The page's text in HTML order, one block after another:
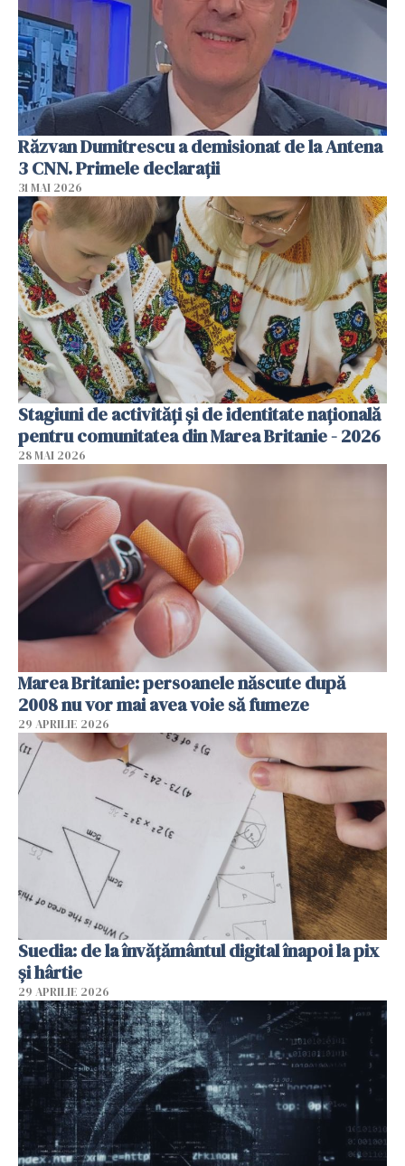
Răzvan Dumitrescu a demisionat de la Antena
3 CNN. Primele declarații
31 MAI 2026
Stagiuni de activități și de identitate națională
pentru comunitatea din Marea Britanie - 2026
28 MAI 2026
Marea Britanie: persoanele născute după
2008 nu vor mai avea voie să fumeze
29 APRILIE 2026
Suedia: de la învățământul digital înapoi la pix
și hârtie
29 APRILIE 2026